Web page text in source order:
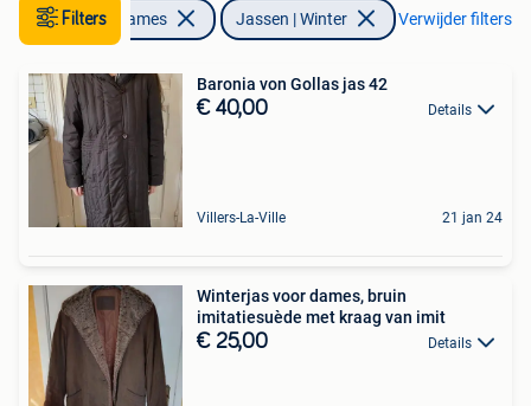
Filters
Kleding | Dames Jassen | Winter Verwijder filters
Baronia von Gollas jas 42
€ 40,00 Details
Villers-La-Ville 21 jan 24
Winterjas voor dames, bruin
imitatiesuède met kraag van imit
€ 25,00 Details